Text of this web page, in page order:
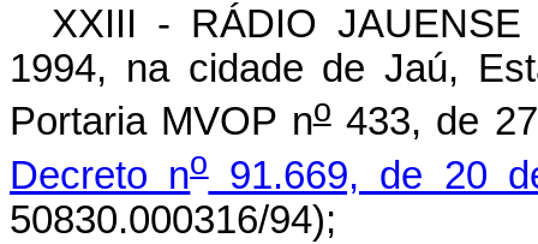
XXIII - RÁDIO
1994, na cidade de Jaú,
Portaria MVOP no433, de
Decreto no91.669, de 20
50830.000316/94);